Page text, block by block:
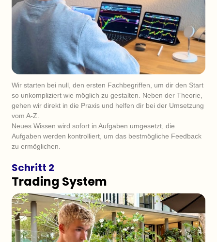
Wir starten bei null, den ersten Fachbegriffen, um dir den Start
so unkompliziert wie möglich zu gestalten. Neben der Theorie,
gehen wir direkt in die Praxis und helfen dir bei der Umsetzung
vom A-Z.
Neues Wissen wird sofort in Aufgaben umgesetzt, die
Aufgaben werden kontrolliert, um das bestmögliche Feedback
zu ermöglichen.
Schritt 2
Trading System